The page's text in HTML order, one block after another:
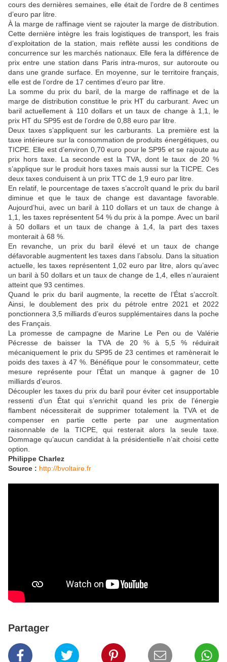
cours des dernières semaines, elle était de l’ordre de 8 centimes
d’euro par litre.
À la marge de raffinage vient se rajouter la marge de distribution.
Cette dernière intègre les frais logistiques de transport, les frais
d’exploitation de la station, mais reflète aussi les conditions de
concurrence sur les marchés nationaux. Elle fera la différence de
prix entre une station dans Paris intra-muros, sur autoroute ou
dans une grande surface. En moyenne, sur le territoire français,
elle est de l’ordre de 17 centimes d’euro par litre.
La somme du prix du baril, de la marge de raffinage et de la
marge de distribution constitue le prix HT du carburant. Avec un
baril actuellement à 110 dollars et un taux de change à 1,1, le
prix HT du SP95 est de l’ordre de 0,88 euro par litre.
Deux taxes s’appliquent sur les carburants. La première est la
taxe intérieure sur la consommation de produits énergétiques, ou
TICPE. Elle est d’environ 0,70 euro pour le SP95 et se rajoute au
prix hors taxe. La seconde est la TVA, dont le taux de 20 %
s’applique sur le produit hors taxes mais aussi sur la TICPE. Ces
deux taxes conduisent à un prix TTC de 1,9 euro par litre.
En relatif, le pourcentage de taxes s’accroît quand le prix du baril
diminue et que le taux de change est davantage favorable.
Aujourd’hui, avec un baril à 110 dollars et un taux de change à
1,1, les taxes représentent 54 % du prix à la pompe. Avec un baril
à 50 dollars et un taux de change à 1,4, la part des taxes
monterait à 68 %.
En revanche, un prix du baril élevé et un taux de change
défavorable augmentent les taxes dans l’absolu. Dans la situation
actuelle, les taxes représentent 1,02 euro par litre, alors qu’avec
un baril à 50 dollars et un taux de change de 1,4, elles n’auraient
atteint que 93 centimes.
Quand le prix du baril augmente, la recette de l’État s’accroît.
Ainsi, le doublement des prix du pétrole entre 2021 et 2022
ponctionnera 3,5 milliards d’euros supplémentaires dans la poche
des Français.
La promesse de campagne de Marine Le Pen ou de Valérie
Pécresse de baisser la TVA de 20 % à 5,5 % réduirait
mécaniquement le prix du SP95 de 23 centimes et ramènerait le
poids des taxes à 47 %. Bénéfique pour le consommateur, cette
mesure représente pour l’État un manque à gagner de 10
milliards d’euros.
Découpler les taxes du prix du baril pour éviter cet insupportable
ressenti d’un État qui s’enrichit quand les prix de l’énergie
flambent nécessiterait de supprimer totalement la TVA et de
compenser en partie cette perte par une augmentation
raisonnable de la TICPE, qui resterait alors la seule taxe.
Dommage qu’aucun candidat à la présidentielle n’ait choisi cette
option.
Philippe Charlez
Source : http://bvoltaire.fr
Partager